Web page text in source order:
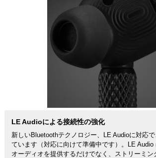
LE Audioによる接続性の強化
新しいBluetoothテクノロジー、LE Audioに対応
ています（対応に向けて準備中です）。LE Audio
オーディオを提供するだけでなく、ストリーミン